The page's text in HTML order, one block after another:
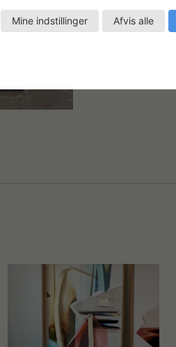
Mine indstillinger Afvis alle